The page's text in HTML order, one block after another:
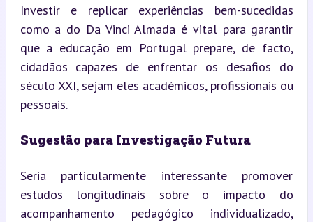
Investir e replicar experiências bem-sucedidas
como a do Da Vinci Almada é vital para garantir
que a educação em Portugal prepare, de facto,
cidadãos capazes de enfrentar os desafios do
século XXI, sejam eles académicos, profissionais ou
pessoais.
Sugestão para Investigação Futura
Seria particularmente interessante promover
estudos longitudinais sobre o impacto do
acompanhamento pedagógico individualizado,